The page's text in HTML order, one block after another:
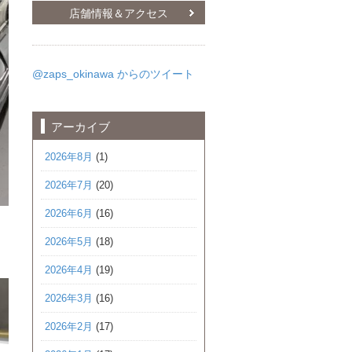
店舗情報＆アクセス
@zaps_okinawa からのツイート
アーカイブ
2026年8月 (1)
2026年7月 (20)
2026年6月 (16)
2026年5月 (18)
2026年4月 (19)
2026年3月 (16)
2026年2月 (17)